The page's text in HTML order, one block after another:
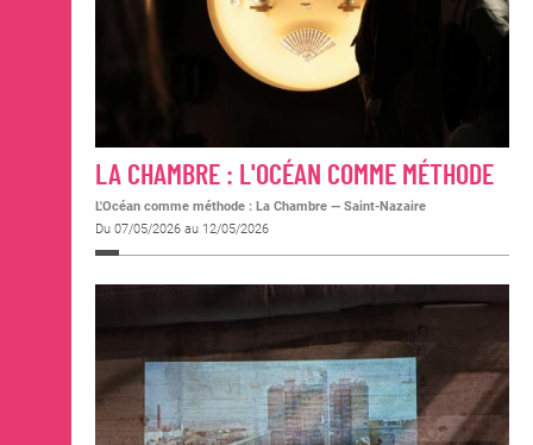
LA CHAMBRE : L'OCÉAN COMME MÉTHODE
L'Océan comme méthode : La Chambre — Saint-Nazaire
Du 07/05/2026 au 12/05/2026